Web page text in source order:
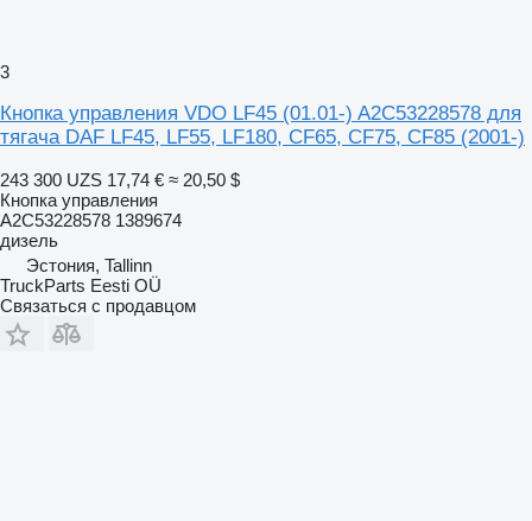
3
Кнопка управления VDO LF45 (01.01-) A2C53228578 для
тягача DAF LF45, LF55, LF180, CF65, CF75, CF85 (2001-)
243 300 UZS 17,74 € ≈ 20,50 $
Кнопка управления
A2C53228578 1389674
дизель
Эстония, Tallinn
TruckParts Eesti OÜ
Связаться с продавцом